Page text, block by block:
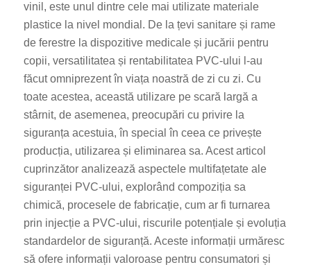
vinil, este unul dintre cele mai utilizate materiale
plastice la nivel mondial. De la țevi sanitare și rame
de ferestre la dispozitive medicale și jucării pentru
copii, versatilitatea și rentabilitatea PVC-ului l-au
făcut omniprezent în viața noastră de zi cu zi. Cu
toate acestea, această utilizare pe scară largă a
stârnit, de asemenea, preocupări cu privire la
siguranța acestuia, în special în ceea ce privește
producția, utilizarea și eliminarea sa. Acest articol
cuprinzător analizează aspectele multifațetate ale
siguranței PVC-ului, explorând compoziția sa
chimică, procesele de fabricație, cum ar fi turnarea
prin injecție a PVC-ului, riscurile potențiale și evoluția
standardelor de siguranță. Aceste informații urmăresc
să ofere informații valoroase pentru consumatori și